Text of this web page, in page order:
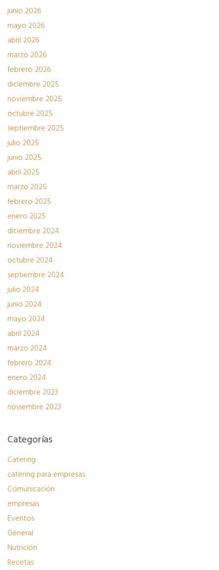
junio 2026
mayo 2026
abril 2026
marzo 2026
febrero 2026
diciembre 2025
noviembre 2025
octubre 2025
septiembre 2025
julio 2025
junio 2025
abril 2025
marzo 2025
febrero 2025
enero 2025
diciembre 2024
noviembre 2024
octubre 2024
septiembre 2024
julio 2024
junio 2024
mayo 2024
abril 2024
marzo 2024
febrero 2024
enero 2024
diciembre 2023
noviembre 2023
Categorías
Catering
catering para empresas
Comunicación
empresas
Eventos
General
Nutrición
Recetas